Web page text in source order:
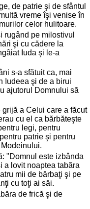
de patrie şi de sfântul
vreme îşi venise în
celor hulitoare.
rugând pe milostivul
şi cu cădere la
Iuda şi le-a
s-a sfătuit ca, mai
Iudeea şi de a birui
ajutorul Domnului să
a Celui care a făcut
cu el ca bărbăteşte
legi, pentru
patrie şi pentru
"Domnul este izbânda
a lovit noaptea tabăra
mii de bărbaţi şi pe
cu toţi ai săi.
de frică şi de